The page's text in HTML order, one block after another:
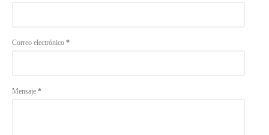
Correo electrónico *
Mensaje *